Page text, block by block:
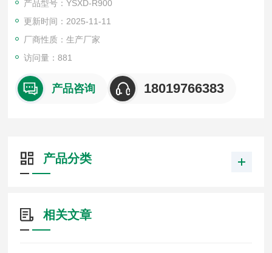
产品型号：YSXD-R900
更新时间：2025-11-11
厂商性质：生产厂家
访问量：881
产品咨询 18019766383
产品分类
相关文章